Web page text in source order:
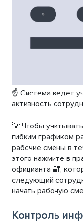
☝️ Система ведет
активность
💡 Чтобы
гибким графиком
рабочие смены в
этого нажмите в
официанта 🔐,
следующий
начать рабочую
Контроль